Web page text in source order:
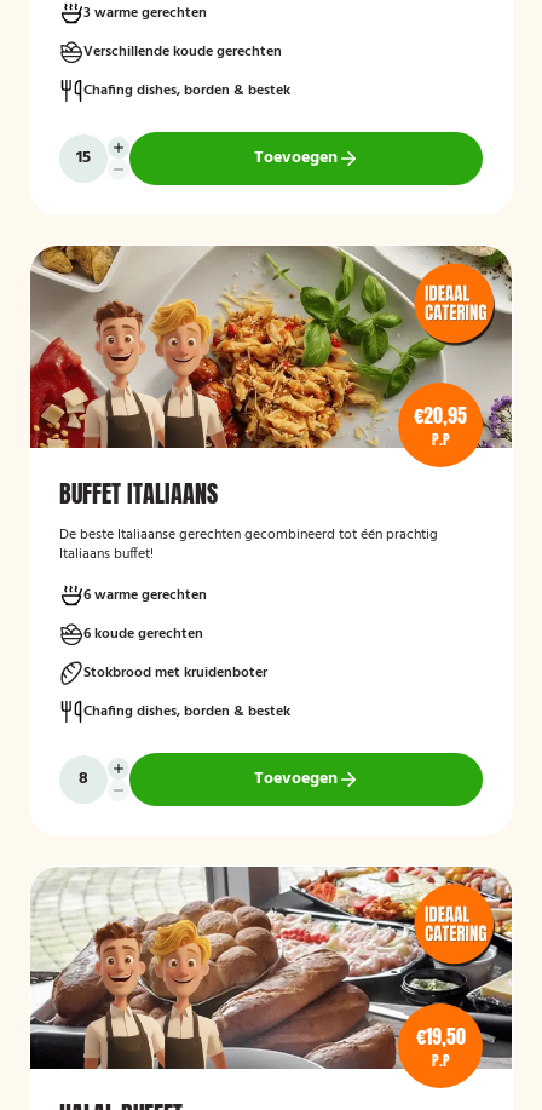
3 warme gerechten
Verschillende koude gerechten
Chafing dishes, borden & bestek
Toevoegen
€20,95
P.P
BUFFET ITALIAANS
De beste Italiaanse gerechten gecombineerd tot één prachtig
Italiaans buffet!
6 warme gerechten
6 koude gerechten
Stokbrood met kruidenboter
Chafing dishes, borden & bestek
Toevoegen
€19,50
P.P